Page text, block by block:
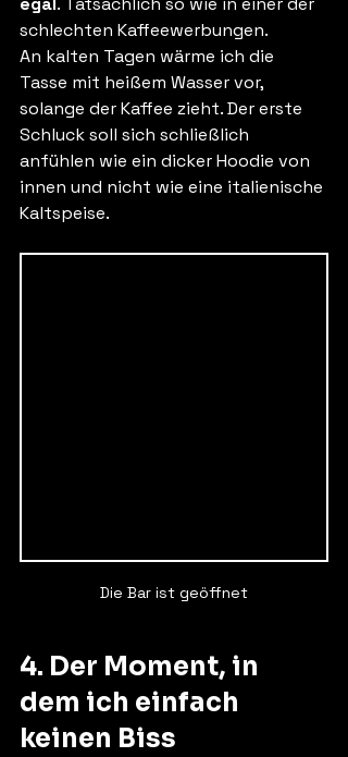
schlechten Kaffeewerbungen.
An kalten Tagen wärme ich die
Tasse mit heißem Wasser vor,
solange der Kaffee zieht. Der erste
Schluck soll sich schließlich
anfühlen wie ein dicker Hoodie von
innen und nicht wie eine italienische
Kaltspeise.
Die Bar ist geöffnet
4. Der Moment, in
dem ich einfach
keinen Biss